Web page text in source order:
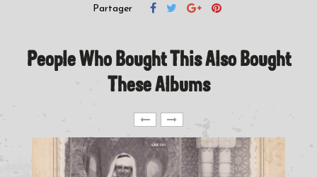
Partager
People Who Bought This Also Bought
These Albums